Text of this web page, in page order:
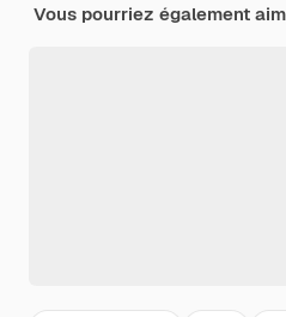
Vous pourriez également